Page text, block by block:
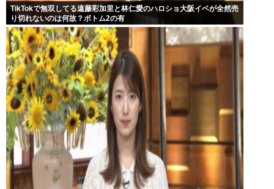
TikTokで無双してる遠藤彩加里と林仁愛のハロショ大阪イベが全然売
り切れないのは何故？ボトム2の有